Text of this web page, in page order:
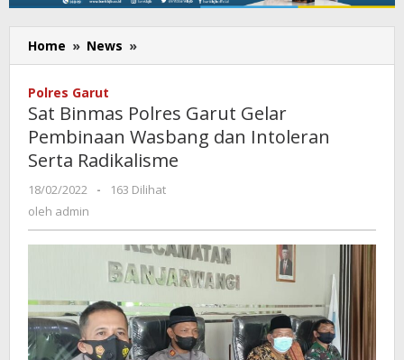
Home » News »
Binmas
Garut
Gelar
Pembinaan
Wasbang
Intoleran
Radikalisme
Polres Garut
Sat Binmas Polres Garut Gelar
Pembinaan Wasbang dan Intoleran
Serta Radikalisme
18/02/2022
oleh
-
163 Dilihat
oleh admin